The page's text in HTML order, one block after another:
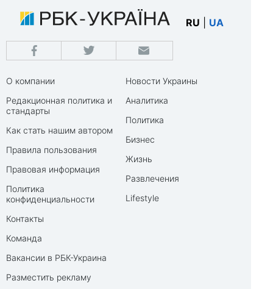
RU UA
О компании
Редакционная политика и
стандарты
Как стать нашим автором
Правила пользования
Правовая информация
Политика
конфиденциальности
Контакты
Команда
Вакансии в РБК-Украина
Разместить рекламу
Новости Украины
Аналитика
Политика
Бизнес
Жизнь
Развлечения
Lifestyle